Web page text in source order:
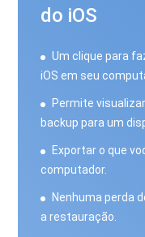
do iOS
Um clique para
iOS em seu
Permite
backup para um
Exportar o que
computador.
Nenhuma perda
a restauração.